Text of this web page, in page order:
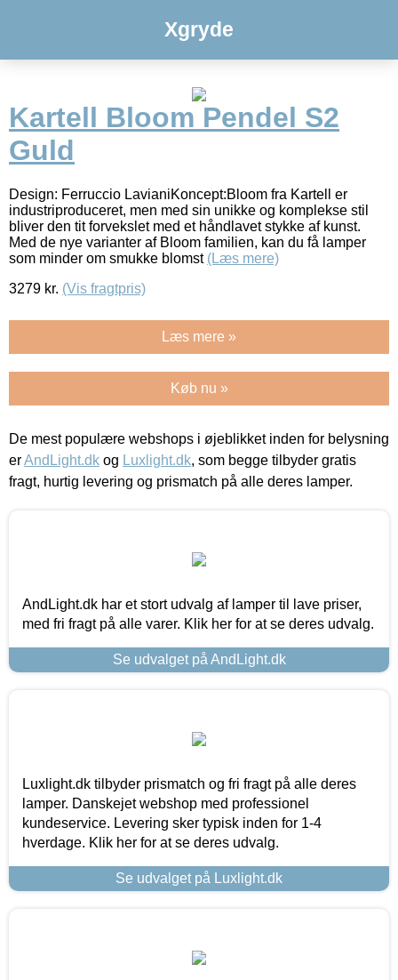
Xgryde
Kartell Bloom Pendel S2
Guld
Design: Ferruccio LavianiKoncept:Bloom fra Kartell er
industriproduceret, men med sin unikke og komplekse stil
bliver den tit forvekslet med et håndlavet stykke af kunst.
Med de nye varianter af Bloom familien, kan du få lamper
som minder om smukke blomst (Læs mere)
3279 kr. (Vis fragtpris)
Læs mere »
Køb nu »
De mest populære webshops i øjeblikket inden for belysning
erAndLight.dk og Luxlight.dk, som begge tilbyder gratis
fragt, hurtig levering og prismatch på alle deres lamper.
AndLight.dk har et stort udvalg af lamper til lave priser,
med fri fragt på alle varer. Klik her for at se deres udvalg.
Se udvalget på AndLight.dk
Luxlight.dk tilbyder prismatch og fri fragt på alle deres
lamper. Danskejet webshop med professionel
kundeservice. Levering sker typisk inden for 1-4
hverdage. Klik her for at se deres udvalg.
Se udvalget på Luxlight.dk